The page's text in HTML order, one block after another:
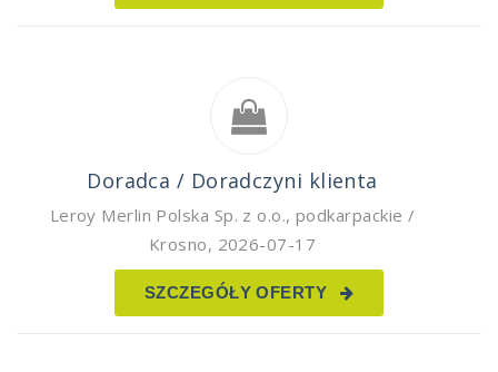
Doradca / Doradczyni klienta
Leroy Merlin Polska Sp. z o.o.,podkarpackie /
Krosno, 2026-07-17
SZCZEGÓŁY OFERTY